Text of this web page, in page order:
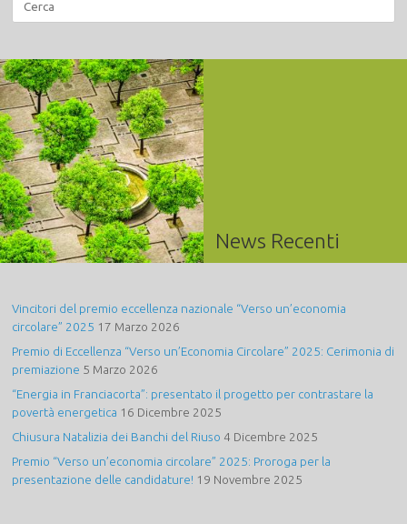
News Recenti
Vincitori del premio eccellenza nazionale “Verso un’economia
circolare” 2025 17 Marzo 2026
Premio di Eccellenza “Verso un’Economia Circolare” 2025: Cerimonia di
premiazione 5 Marzo 2026
“Energia in Franciacorta”: presentato il progetto per contrastare la
povertà energetica 16 Dicembre 2025
Chiusura Natalizia dei Banchi del Riuso 4 Dicembre 2025
Premio “Verso un’economia circolare” 2025: Proroga per la
presentazione delle candidature! 19 Novembre 2025